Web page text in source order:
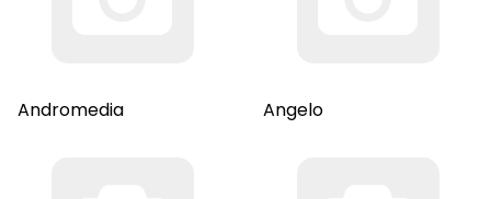
Andromedia Angelo